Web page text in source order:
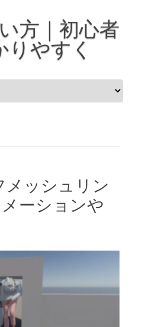
方｜初心者
りやすく
メッシュリン
ーションや